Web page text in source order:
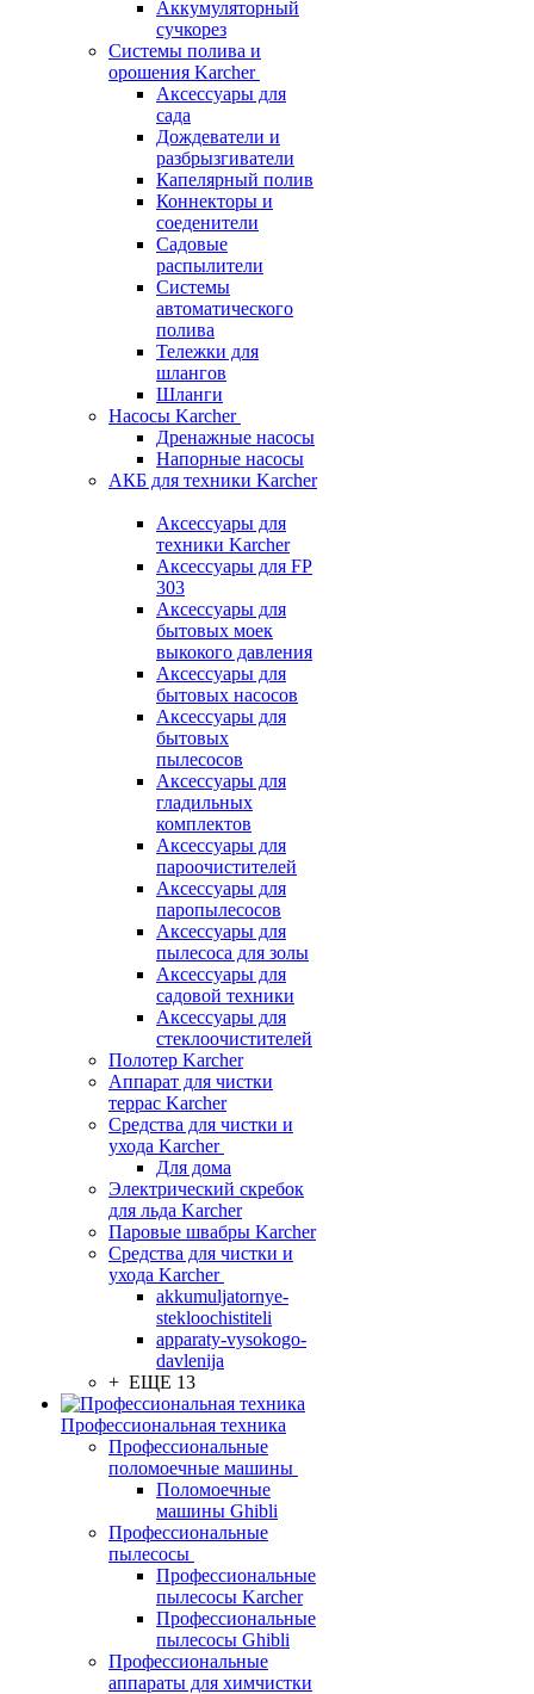
Аккумуляторный
сучкорез
Системы полива и
орошения Karcher
Аксессуары для
сада
Дождеватели и
разбрызгиватели
Капелярный полив
Коннекторы и
соеденители
Садовые
распылители
Системы
автоматического
полива
Тележки для
шлангов
Шланги
Насосы Karcher
Дренажные насосы
Напорные насосы
АКБ для техники Karcher
Аксессуары для
техники Karcher
Аксессуары для FP
303
Аксессуары для
бытовых моек
выкокого давления
Аксессуары для
бытовых насосов
Аксессуары для
бытовых
пылесосов
Аксессуары для
гладильных
комплектов
Аксессуары для
пароочистителей
Аксессуары для
паропылесосов
Аксессуары для
пылесоса для золы
Аксессуары для
садовой техники
Аксессуары для
стеклоочистителей
Полотер Karcher
Аппарат для чистки
террас Karcher
Средства для чистки и
ухода Karcher
Для дома
Электрический скребок
для льда Karcher
Паровые швабры Karcher
Средства для чистки и
ухода Karcher
akkumuljatornye-
stekloochistiteli
apparaty-vysokogo-
davlenija
+ ЕЩЕ 13
Профессиональная техника
Профессиональные
поломоечные машины
Поломоечные
машины Ghibli
Профессиональные
пылесосы
Профессиональные
пылесосы Karcher
Профессиональные
пылесосы Ghibli
Профессиональные
аппараты для химчистки